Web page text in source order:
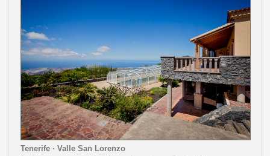
Tenerife · Valle San Lorenzo